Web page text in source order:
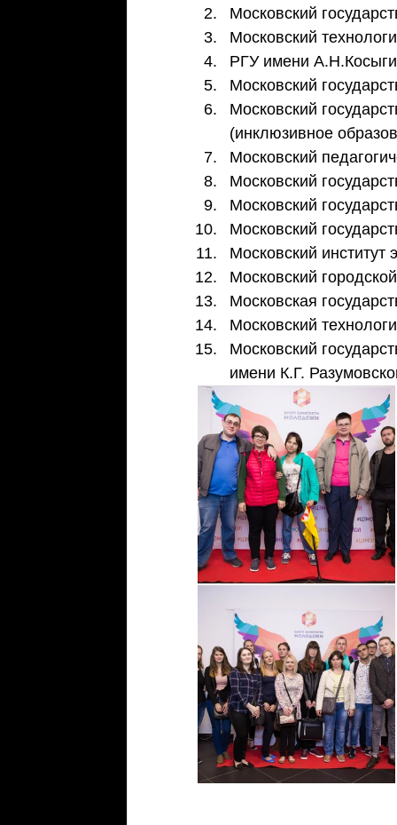
Московский
Московский
РГУ имени
Московский
Московский
(инклюзивное
Московский
Московский
Московский
Московский
Московский
Московский
Московская
Московский
Московский
имени К.Г.